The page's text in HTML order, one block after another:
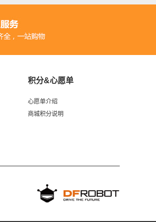
积分&心愿单
心愿单介绍
商城积分说明